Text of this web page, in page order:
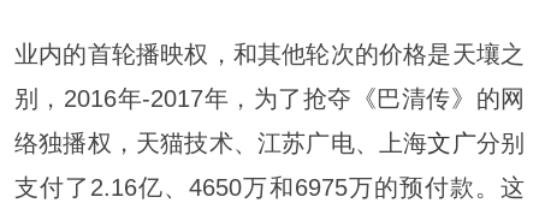
业内的首轮播映权，和其他轮次的价格是天壤之
别，2016年-2017年，为了抢夺《巴清传》的网
络独播权，天猫技术、江苏广电、上海文广分别
支付了2.16亿、4650万和6975万的预付款。这